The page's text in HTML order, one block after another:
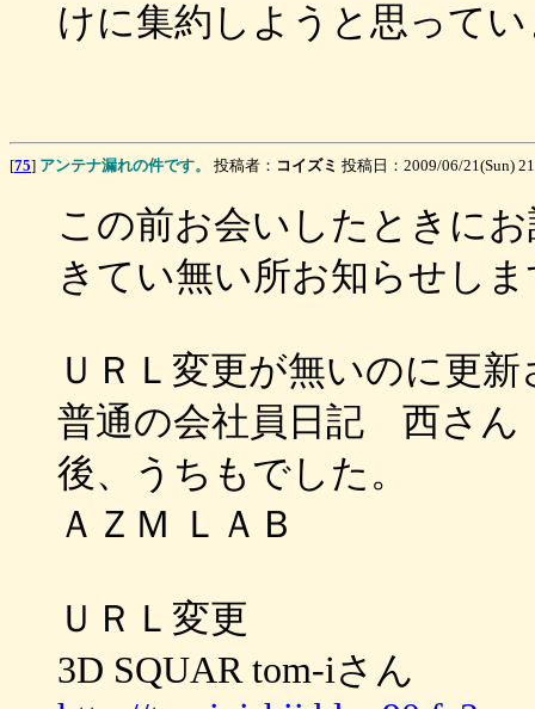
けに集約しようと思って
[75] アンテナ漏れの件です。 投稿者： コイズミ 投稿日：2009/06/21(Sun)
この前お会いしたときに
きてい無い所お知らせし
ＵＲＬ変更が無いのに更
普通の会社員日記 西さん
後、うちもでした。
ＡＺＭ ＬＡＢ
ＵＲＬ変更
3D SQUAR tom-iさん